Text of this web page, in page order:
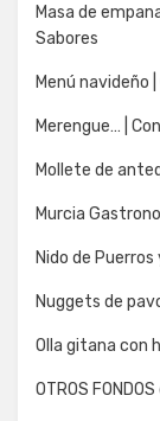
Masa de
Sabores
Menú navideño
Merengue… |
Mollete de
Murcia
Nido de
Nuggets de
Olla gitana con
OTROS